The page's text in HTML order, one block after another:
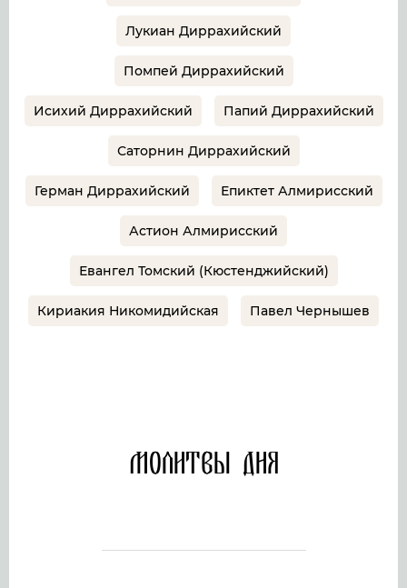
Лукиан Диррахийский
Помпей Диррахийский
Исихий Диррахийский Папий Диррахийский
Саторнин Диррахийский
Герман Диррахийский Епиктет Алмирисский
Астион Алмирисский
Евангел Томский (Кюстенджийский)
Кириакия Никомидийская Павел Чернышев
Молитвы дня